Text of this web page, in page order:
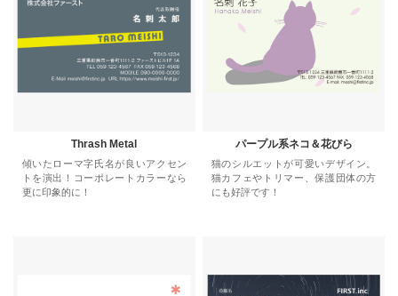
Thrash Metal
傾いたローマ字氏名が良いアクセン
トを演出！コーポレートカラーなら
更に印象的に！
パープル系ネコ＆花びら
猫のシルエットが可愛いデザイン。
猫カフェやトリマー、保護団体の方
にも好評です！